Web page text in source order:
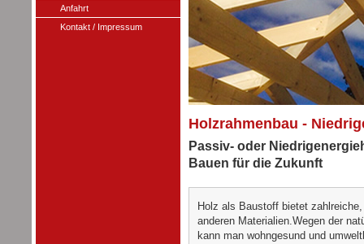
Anfahrt
Kontakt / Impressum
Holzrahmenbau -
Passiv- oder
Bauen für die Zukunft
Holz als Baustoff bietet
anderen Materialien.Wegen der
kann man wohngesund und